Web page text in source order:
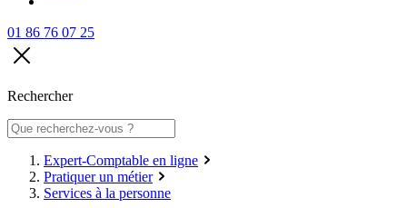
01 86 76 07 25
Rechercher
Expert-Comptable en ligne
Pratiquer un métier
Services à la personne